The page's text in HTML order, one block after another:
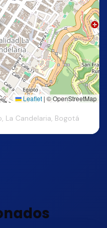
Leaflet |© OpenStreetMap
La Candelaria, Bogotá